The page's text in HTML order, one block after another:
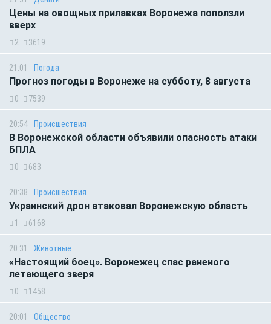
Цены на овощных прилавках Воронежа поползли
вверх
2 3619
21:01 Погода
Прогноз погоды в Воронеже на субботу, 8 августа
0 7539
20:54 Происшествия
В Воронежской области объявили опасность атаки
БПЛА
0 683
20:38 Происшествия
Украинский дрон атаковал Воронежскую область
1 6168
20:31 Животные
«Настоящий боец». Воронежец спас раненого
летающего зверя
0 1458
20:01 Общество